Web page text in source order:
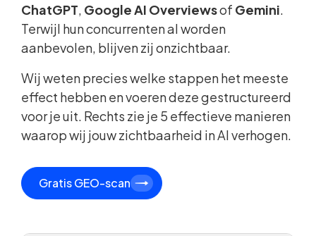
ChatGPT, Google AI Overviewsof Gemini.
Terwijl hun concurrenten al worden
aanbevolen, blijven zij onzichtbaar.
Wij weten precies welke stappen het meeste
effect hebben en voeren deze gestructureerd
voor je uit. Rechts zie je 5 effectieve manieren
waarop wij jouw zichtbaarheid in AI verhogen.
Gratis GEO-scan